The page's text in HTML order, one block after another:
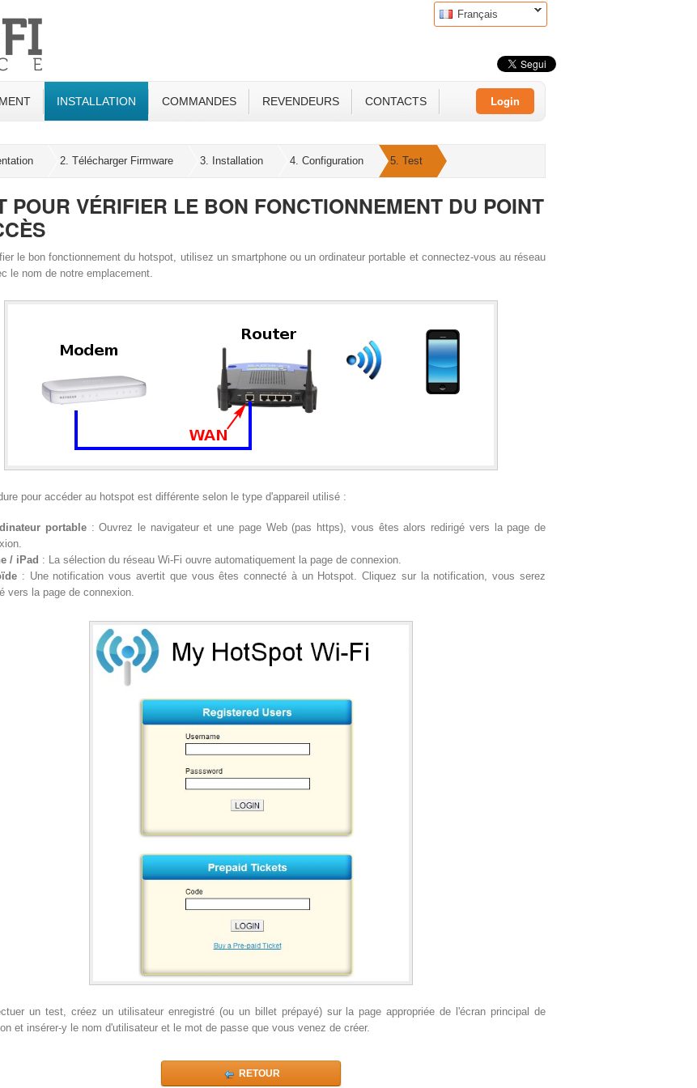
Français
Login
INSTALLATION COMMANDES REVENDEURS CONTACTS
2. Télécharger Firmware 3. Installation 4. Configuration 5. Test
POUR VÉRIFIER LE BON FONCTIONNEMENT DU POINT
le bon fonctionnement du hotspot, utilisez un smartphone ou un ordinateur portable et connectez-vous au réseau
le nom de notre emplacement.
pour accéder au hotspot est différente selon le type d'appareil utilisé :
portable: Ouvrez le navigateur et une page Web (pas https), vous êtes alors redirigé vers la page de
/ iPad : La sélection du réseau Wi-Fi ouvre automatiquement la page de connexion.
: Une notification vous avertit que vous êtes connecté à un Hotspot. Cliquez sur la notification, vous serez
vers la page de connexion.
un test, créez un utilisateur enregistré (ou un billet prépayé) sur la page appropriée de l'écran principal de
et insérer-y le nom d'utilisateur et le mot de passe que vous venez de créer.
RETOUR